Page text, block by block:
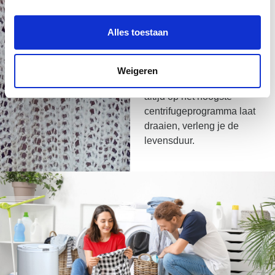
Alles toestaan
Weigeren
rondgedraaid, wordt
daarentegen niet te veel
water weggegooid. Tip: als
altijd op het hoogste
centrifugeprogramma laat
draaien, verleng je de
levensduur.